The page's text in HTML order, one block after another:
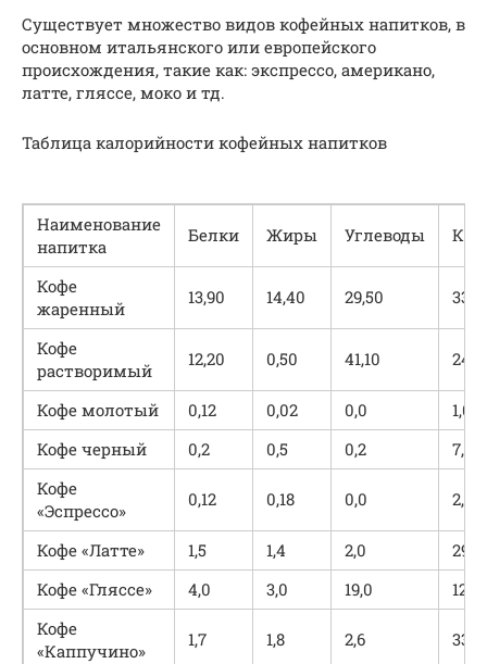
Существует множество видов кофейных напитков, в
основном итальянского или европейского
происхождения, такие как: экспрессо, американо,
латте, гляссе, моко и тд.
Таблица калорийности кофейных напитков
Наименование
напитка
Белки Жиры Углеводы
Кофе
жаренный
13,90 14,40 29,50
Кофе
растворимый
12,20 0,50 41,10
Кофе молотый 0,12 0,02 0,0
1,0
Кофе черный
0,2 0,5 0,2
7,0
Кофе
«Эспрессо»
0,12 0,18 0,0 2,0
Кофе «Латте» 1,5 1,4 2,0
29,0
Кофе «Гляссе»
4,0 3,0 19,0
Кофе
«Каппучино»
1,7 1,8 2,6 33,0